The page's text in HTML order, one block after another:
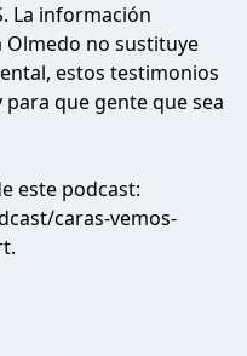
La información
Olmedo no sustituye
estos testimonios
que gente que sea
este podcast:
caras-vemos-
.